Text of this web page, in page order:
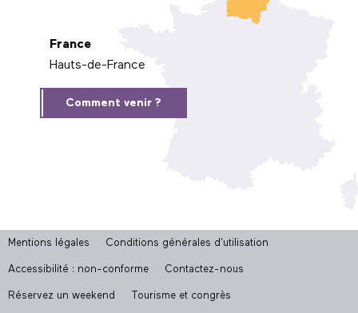
France
Hauts-de-France
Comment venir ?
Mentions légales Conditions générales d'utilisation
Accessibilité : non-conforme Contactez-nous
Réservez un weekend Tourisme et congrès